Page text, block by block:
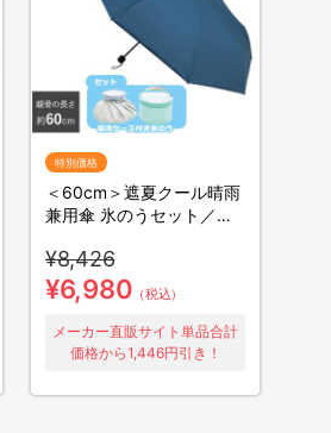
特別価格
＜60cm＞遮夏クール晴雨
兼用傘 氷のうセット／サ
パクト
¥8,426
¥6,980 （税込）
メーカー直販サイト単品合計
価格から1,446円引き！